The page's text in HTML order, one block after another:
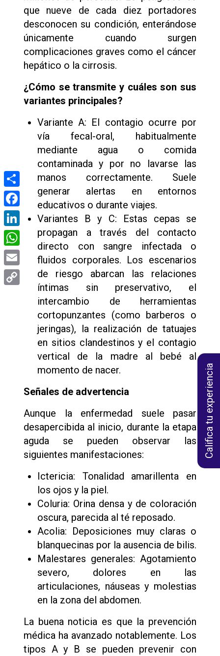
que nueve de cada diez portadores
desconocen su condición, enterándose
únicamente cuando surgen
complicaciones graves como el cáncer
hepático o la cirrosis.
¿Cómo se transmite y cuáles son sus
variantes principales?
Variante A: El contagio ocurre por
vía fecal-oral, habitualmente
mediante agua o comida
contaminada y por no lavarse las
manos correctamente. Suele
generar alertas en entornos
educativos o durante viajes.
Variantes B y C: Estas cepas se
propagan a través del contacto
directo con sangre infectada o
fluidos corporales. Los escenarios
de riesgo abarcan las relaciones
íntimas sin preservativo, el
intercambio de herramientas
cortopunzantes (como barberos o
jeringas), la realización de tatuajes
en sitios clandestinos y el contagio
vertical de la madre al bebé al
momento de nacer.
Señales de advertencia
Aunque la enfermedad suele pasar
desapercibida al inicio, durante la etapa
aguda se pueden observar las
siguientes manifestaciones:
Ictericia: Tonalidad amarillenta en
los ojos y la piel.
Coluria: Orina densa y de coloración
oscura, parecida al té reposado.
Acolia: Deposiciones muy claras o
blanquecinas por la ausencia de bilis.
Malestares generales: Agotamiento
severo, dolores en las
articulaciones, náuseas y molestias
en la zona del abdomen.
La buena noticia es que la prevención
médica ha avanzado notablemente. Los
tipos A y B se pueden prevenir con
Compartir
Facebook
LinkedIn
WhatsApp
Email
Califica tu experiencia